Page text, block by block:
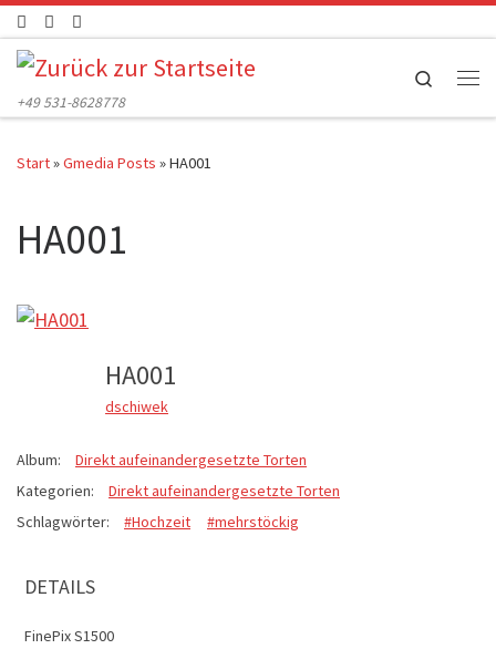
Zum Inhalt springen
+49 531-8628778
Search
Start»Gmedia Posts »HA001
HA001
HA001
dschiwek
Album:
Direkt aufeinandergesetzte Torten
Kategorien:
Direkt aufeinandergesetzte Torten
Schlagwörter:
#Hochzeit #mehrstöckig
DETAILS
FinePix S1500